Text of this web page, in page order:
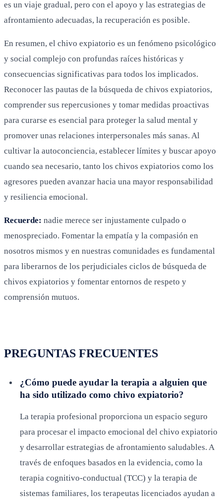
es un viaje gradual, pero con el apoyo y las estrategias de
afrontamiento adecuadas, la recuperación es posible.
En resumen, el chivo expiatorio es un fenómeno psicológico
y social complejo con profundas raíces históricas y
consecuencias significativas para todos los implicados.
Reconocer las pautas de la búsqueda de chivos expiatorios,
comprender sus repercusiones y tomar medidas proactivas
para curarse es esencial para proteger la salud mental y
promover unas relaciones interpersonales más sanas. Al
cultivar la autoconciencia, establecer límites y buscar apoyo
cuando sea necesario, tanto los chivos expiatorios como los
agresores pueden avanzar hacia una mayor responsabilidad
y resiliencia emocional.
Recuerde: nadie merece ser injustamente culpado o
menospreciado. Fomentar la empatía y la compasión en
nosotros mismos y en nuestras comunidades es fundamental
para liberarnos de los perjudiciales ciclos de búsqueda de
chivos expiatorios y fomentar entornos de respeto y
comprensión mutuos.
PREGUNTAS FRECUENTES
¿Cómo puede ayudar la terapia a alguien que
ha sido utilizado como chivo expiatorio?
La terapia profesional proporciona un espacio seguro
para procesar el impacto emocional del chivo expiatorio
y desarrollar estrategias de afrontamiento saludables. A
través de enfoques basados en la evidencia, como la
terapia cognitivo-conductual (TCC) y la terapia de
sistemas familiares, los terapeutas licenciados ayudan a